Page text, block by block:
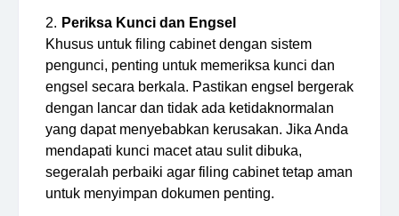
Periksa Kunci dan Engsel
Khusus untuk filing cabinet dengan sistem
pengunci, penting untuk memeriksa kunci dan
engsel secara berkala. Pastikan engsel bergerak
dengan lancar dan tidak ada ketidaknormalan
yang dapat menyebabkan kerusakan. Jika Anda
mendapati kunci macet atau sulit dibuka,
segeralah perbaiki agar filing cabinet tetap aman
untuk menyimpan dokumen penting.